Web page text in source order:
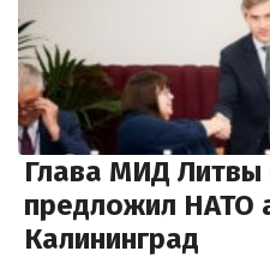
Глава МИД Литвы
предложил НАТО
Калининград